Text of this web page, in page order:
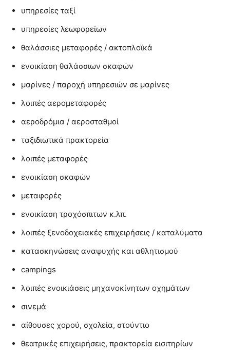
υπηρεσίες ταξί
υπηρεσίες λεωφορείων
θαλάσσιες μεταφορές / ακτοπλοϊκά
ενοικίαση θαλάσσιων σκαφών
μαρίνες / παροχή υπηρεσιών σε μαρίνες
λοιπές αερομεταφορές
αεροδρόμια / αεροσταθμοί
ταξιδιωτικά πρακτορεία
λοιπές μεταφορές
ενοικίαση σκαφών
μεταφορές
ενοικίαση τροχόσπιτων κ.λπ.
λοιπές ξενοδοχειακές επιχειρήσεις / καταλύματα
κατασκηνώσεις αναψυχής και αθλητισμού
campings
λοιπές ενοικιάσεις μηχανοκίνητων οχημάτων
σινεμά
αίθουσες χορού, σχολεία, στούντιο
θεατρικές επιχειρήσεις, πρακτορεία εισιτηρίων